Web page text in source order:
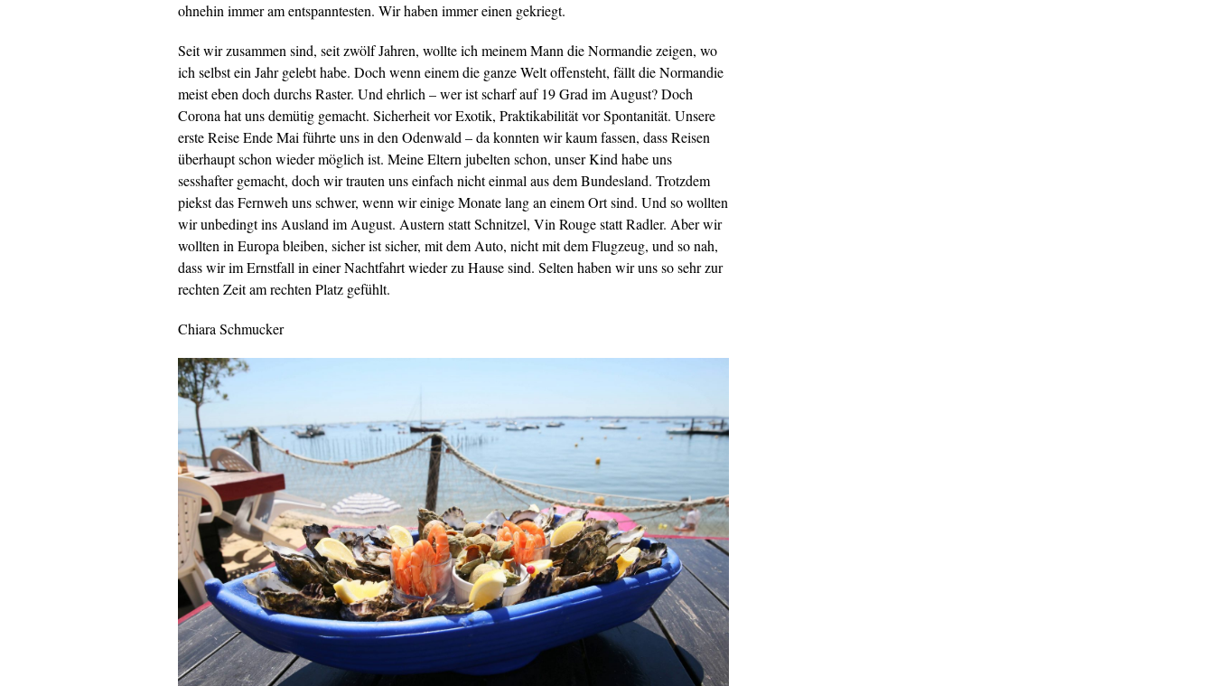
ohnehin immer am entspanntesten. Wir haben immer einen gekriegt.
Seit wir zusammen sind, seit zwölf Jahren, wollte ich meinem Mann die Normandie zeigen, wo
ich selbst ein Jahr gelebt habe. Doch wenn einem die ganze Welt offensteht, fällt die Normandie
meist eben doch durchs Raster. Und ehrlich – wer ist scharf auf 19 Grad im August? Doch
Corona hat uns demütig gemacht. Sicherheit vor Exotik, Praktikabilität vor Spontanität. Unsere
erste Reise Ende Mai führte uns in den Odenwald – da konnten wir kaum fassen, dass Reisen
überhaupt schon wieder möglich ist. Meine Eltern jubelten schon, unser Kind habe uns
sesshafter gemacht, doch wir trauten uns einfach nicht einmal aus dem Bundesland. Trotzdem
piekst das Fernweh uns schwer, wenn wir einige Monate lang an einem Ort sind. Und so wollten
wir unbedingt ins Ausland im August. Austern statt Schnitzel, Vin Rouge statt Radler. Aber wir
wollten in Europa bleiben, sicher ist sicher, mit dem Auto, nicht mit dem Flugzeug, und so nah,
dass wir im Ernstfall in einer Nachtfahrt wieder zu Hause sind. Selten haben wir uns so sehr zur
rechten Zeit am rechten Platz gefühlt.
Chiara Schmucker